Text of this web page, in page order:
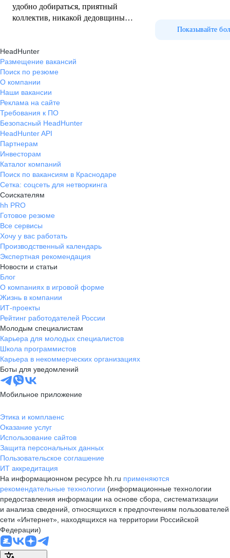
удобно добираться, приятный
коллектив, никакой дедовщины
уровне, возможности для
профессионального роста и роста
ЗП также имеются. В общем и
целом, негатива сказать не могу
Показывайте
HeadHunter
Размещение вакансий
Поиск по резюме
О компании
Наши вакансии
Реклама на сайте
Требования к ПО
Безопасный HeadHunter
HeadHunter API
Партнерам
Инвесторам
Каталог компаний
Поиск по вакансиям в Краснодаре
Сетка: соцсеть для нетворкинга
Соискателям
hh PRO
Готовое резюме
Все сервисы
Хочу у вас работать
Производственный календарь
Экспертная рекомендация
Новости и статьи
Блог
О компаниях в игровой форме
Жизнь в компании
ИТ-проекты
Рейтинг работодателей России
Молодым специалистам
Карьера для молодых специалистов
Школа программистов
Карьера в некоммерческих организациях
Боты для уведомлений
Мобильное приложение
Этика и комплаенс
Оказание услуг
Использование сайтов
Защита персональных данных
Пользовательское соглашение
ИТ аккредитация
На информационном ресурсе hh.ru применяются
рекомендательные технологии (информационные технологии
предоставления информации на основе сбора, систематизации
и анализа сведений, относящихся к предпочтениям пользователей
сети «Интернет», находящихся на территории Российской
Федерации)